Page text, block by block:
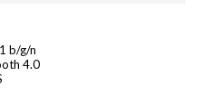
ki a videómód sem, HD
az eseményeket,
alkalmazásban
b/g/n
4.0